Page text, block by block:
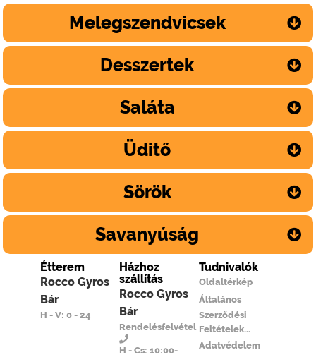
Melegszendvicsek
Desszertek
Saláta
Üditő
Sörök
Savanyúság
Étterem
Rocco Gyros
Bár
H - V: 0 - 24
Házhoz
szállítás
Rocco Gyros
Bár
Rendelésfelvétel
H - Cs: 10:00-
Tudnivalók
Oldaltérkép
Általános
Szerződési
Feltételek...
Adatvédelem